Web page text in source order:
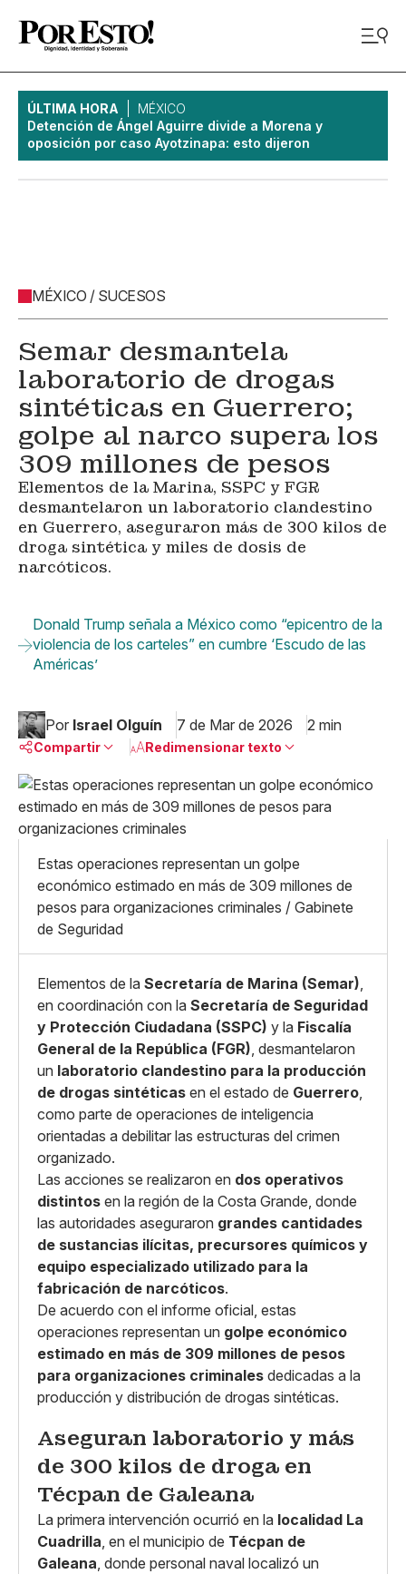
ÚLTIMA HORA
MÉXICO
Detención de Ángel Aguirre divide a Morena y
oposición por caso Ayotzinapa: esto dijeron
MÉXICO / SUCESOS
Semar desmantela
laboratorio de drogas
sintéticas en Guerrero;
golpe al narco supera los
309 millones de pesos
Elementos de la Marina, SSPC y FGR
desmantelaron un laboratorio clandestino
en Guerrero, aseguraron más de 300 kilos de
droga sintética y miles de dosis de
narcóticos.
Donald Trump señala a México como “epicentro de la
violencia de los carteles” en cumbre ‘Escudo de las
Américas’
Por Israel Olguín 7 de Mar de 2026 2 min
Compartir
Linkedin
X
Copiar enlace
Redimensionar texto
Pequeño
Mediano
Grande
Estas operaciones representan un golpe
económico estimado en más de 309 millones de
pesos para organizaciones criminales / Gabinete
de Seguridad
Elementos de la Secretaría de Marina (Semar),
en coordinación con la Secretaría de Seguridad
y Protección Ciudadana (SSPC) y la Fiscalía
General de la República (FGR), desmantelaron
un laboratorio clandestino para la producción
de drogas sintéticas en el estado de Guerrero,
como parte de operaciones de inteligencia
orientadas a debilitar las estructuras del crimen
organizado.
Las acciones se realizaron en dos operativos
distintos en la región de la Costa Grande, donde
las autoridades aseguraron grandes cantidades
de sustancias ilícitas, precursores químicos y
equipo especializado utilizado para la
fabricación de narcóticos.
De acuerdo con el informe oficial, estas
operaciones representan un golpe económico
estimado en más de 309 millones de pesos
para organizaciones criminales dedicadas a la
producción y distribución de drogas sintéticas.
Aseguran laboratorio y más
de 300 kilos de droga en
Técpan de Galeana
La primera intervención ocurrió en la localidad La
Cuadrilla , en el municipio de Técpan de
Galeana , donde personal naval localizó un